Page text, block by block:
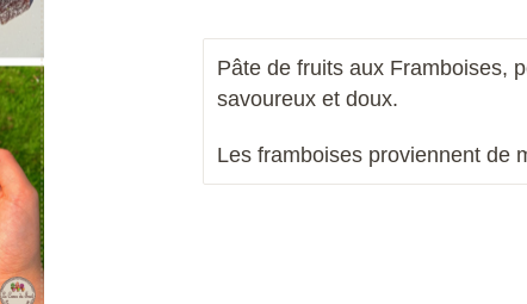
Pâte de fruits aux Framboises,
savoureux et doux.
Les framboises proviennent de